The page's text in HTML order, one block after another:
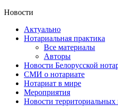
Новости
Актуально
Нотариальная практика
Все материалы
Авторы
Новости Белорусской
СМИ о нотариате
Нотариат в мире
Мероприятия
Новости территориальных